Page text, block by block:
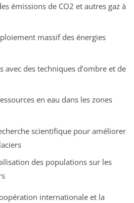
émissions de CO2 et autres gaz à
massif des énergies
avec des techniques d’ombre et de
en eau dans les zones
scientifique pour améliorer
des populations sur les
internationale et la